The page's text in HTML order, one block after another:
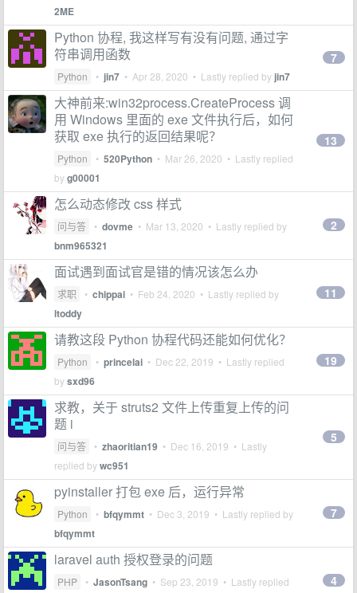
2ME
Python 协程, 我这样写有没有问题, 通过字
符串调用函数
Python • jin7 • Apr 28, 2020 • Lastly replied by jin7
7
大神前来:win32process.CreateProcess 调
用 Windows 里面的 exe 文件执行后，如何
获取 exe 执行的返回结果呢？
Python • 520Python • Mar 26, 2020 • Lastly replied
byg00001
13
怎么动态修改 css 样式
问与答 • dovme • Mar 13, 2020 • Lastly replied by
bnm965321
2
面试遇到面试官是错的情况该怎么办
求职 • chippai • Feb 24, 2020 • Lastly replied by
ltoddy
11
请教这段 Python 协程代码还能如何优化？
Python • princelai • Dec 22, 2019 • Lastly replied
bysxd96
19
求教，关于 struts2 文件上传重复上传的问
题 i
问与答 • zhaoritian19 • Dec 16, 2019 • Lastly
replied bywc951
5
pyinstaller 打包 exe 后，运行异常
Python • bfqymmt • Dec 3, 2019 • Lastly replied by
bfqymmt
7
laravel auth 授权登录的问题
PHP • JasonTsang • Sep 23, 2019 • Lastly replied 4